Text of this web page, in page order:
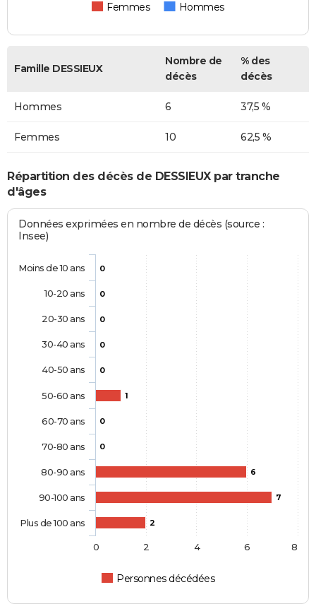
Femmes Hommes
Famille DESSIEUX
Nombre de
décès
% des
décès
Hommes 6 37,5 %
Femmes 10 62,5 %
Répartition des décès de DESSIEUX par tranche
d'âges
Données exprimées en nombre de décès (source :
Insee)
0
0
0
0
0
1
0
0
6
7
2
Personnes décédées
Moins de 10 ans
10-20 ans
20-30 ans
30-40 ans
40-50 ans
50-60 ans
60-70 ans
70-80 ans
80-90 ans
90-100 ans
Plus de 100 ans
0 2 4 6 8